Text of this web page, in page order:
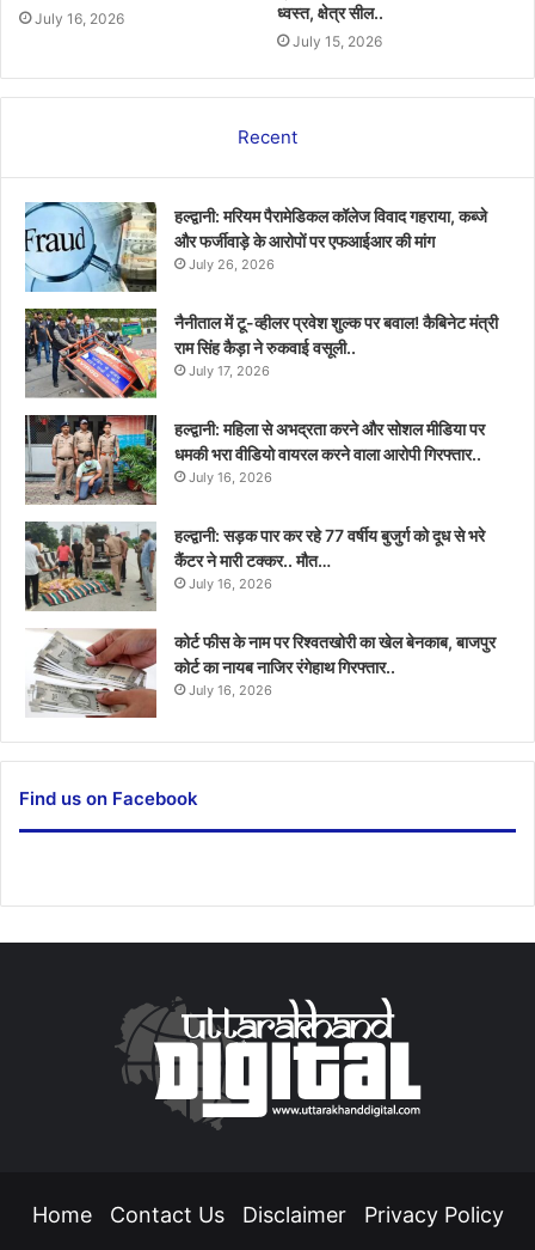
July 16, 2026
ध्वस्त, क्षेत्र सील..
July 15, 2026
Recent
हल्द्वानी: मरियम पैरामेडिकल कॉलेज विवाद गहराया, कब्जे
और फर्जीवाड़े के आरोपों पर एफआईआर की मांग
July 26, 2026
नैनीताल में टू-व्हीलर प्रवेश शुल्क पर बवाल! कैबिनेट मंत्री
राम सिंह कैड़ा ने रुकवाई वसूली..
July 17, 2026
हल्द्वानी: महिला से अभद्रता करने और सोशल मीडिया पर
धमकी भरा वीडियो वायरल करने वाला आरोपी गिरफ्तार..
July 16, 2026
हल्द्वानी: सड़क पार कर रहे 77 वर्षीय बुजुर्ग को दूध से भरे
कैंटर ने मारी टक्कर.. मौत…
July 16, 2026
कोर्ट फीस के नाम पर रिश्वतखोरी का खेल बेनकाब, बाजपुर
कोर्ट का नायब नाजिर रंगेहाथ गिरफ्तार..
July 16, 2026
Find us on Facebook
Home Contact Us Disclaimer Privacy Policy